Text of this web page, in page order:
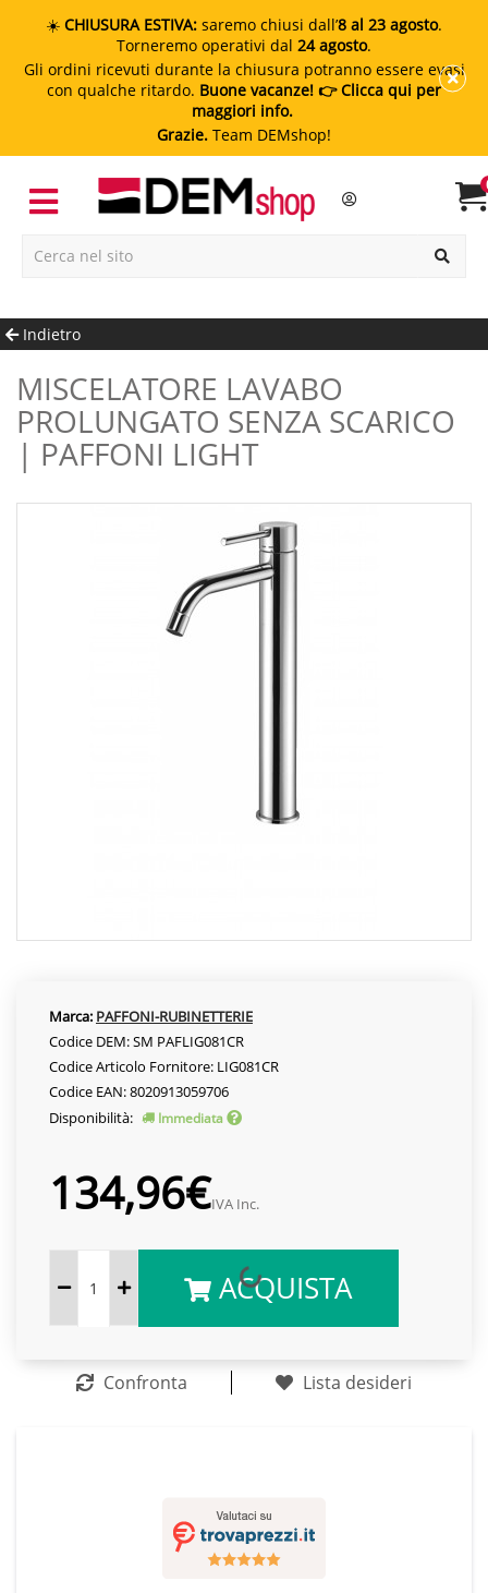
☀️ CHIUSURA ESTIVA: saremo chiusi dall’8 al 23 agosto.
Torneremo operativi dal 24 agosto.
Gli ordini ricevuti durante la chiusura potranno essere evasi
con qualche ritardo. Buone vacanze! 👉 Clicca qui per
maggiori info.
Grazie. Team DEMshop!
Indietro
MISCELATORE LAVABO
PROLUNGATO SENZA SCARICO
| PAFFONI LIGHT
Marca: PAFFONI-RUBINETTERIE
Codice DEM: SM PAFLIG081CR
Codice Articolo Fornitore: LIG081CR
Codice EAN: 8020913059706
Disponibilità:
Immediata
134,96€IVA Inc.
ACQUISTA
Confronta Lista desideri